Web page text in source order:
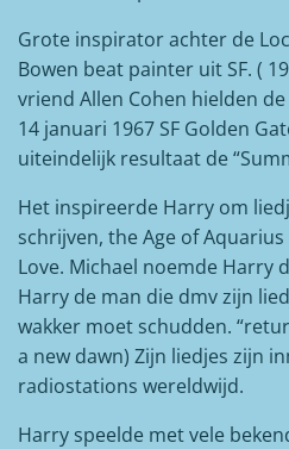
Grote inspirator achter de
Bowen beat painter uit SF. (
vriend Allen Cohen hielden
14 januari 1967 SF Golden
uiteindelijk resultaat de
Het inspireerde Harry om
schrijven, the Age of
Love. Michael noemde Harry
Harry de man die dmv zijn
wakker moet schudden.
a new dawn) Zijn liedjes zijn
radiostations wereldwijd.
Harry speelde met vele